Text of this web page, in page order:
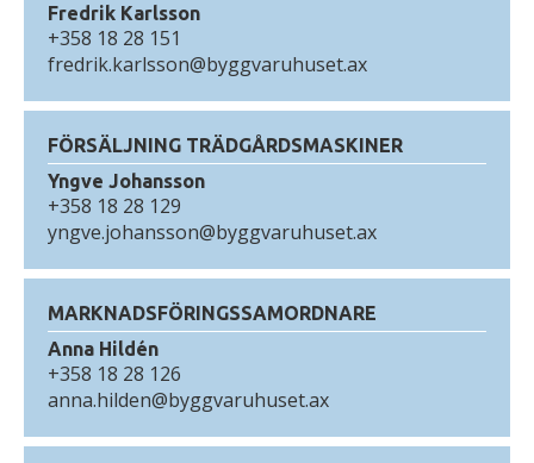
Fredrik Karlsson
+358 18 28 151
fredrik.karlsson@byggvaruhuset.ax
FÖRSÄLJNING TRÄDGÅRDSMASKINER
Yngve Johansson
+358 18 28 129
yngve.johansson@byggvaruhuset.ax
MARKNADSFÖRINGSSAMORDNARE
Anna Hildén
+358 18 28 126
anna.hilden@byggvaruhuset.ax